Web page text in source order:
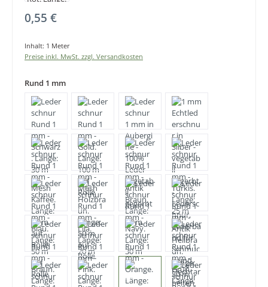
Regulärer Preis:
0,55 €
Inhalt: 1 Meter
Preise inkl. MwSt. zzgl. Versandkosten
Rund 1 mm